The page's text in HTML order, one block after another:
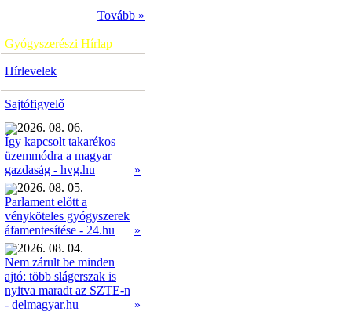
Tovább »
Gyógyszerészi Hírlap
Hírlevelek
Sajtófigyelő
2026. 08. 06.
Így kapcsolt takarékos
üzemmódra a magyar
gazdaság - hvg.hu
»
2026. 08. 05.
Parlament előtt a
vényköteles gyógyszerek
áfamentesítése - 24.hu
»
2026. 08. 04.
Nem zárult be minden
ajtó: több slágerszak is
nyitva maradt az SZTE-n
- delmagyar.hu
»